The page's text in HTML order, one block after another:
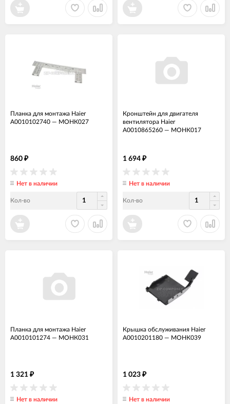
Планка для монтажа Haier
A0010102740 — МОНК027
860 ₽
Нет в наличии
Кол-во
Кронштейн для двигателя
вентилятора Haier
A0010865260 — МОНК017
1 694 ₽
Нет в наличии
Кол-во
Планка для монтажа Haier
A0010101274 — МОНК031
1 321 ₽
Нет в наличии
Крышка обслуживания Haier
A0010201180 — МОНК039
1 023 ₽
Нет в наличии